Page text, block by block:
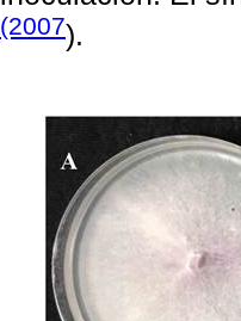
(2007).